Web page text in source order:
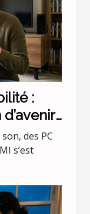
:
des PC
s’est